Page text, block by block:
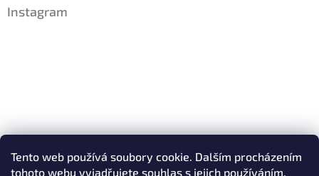
Tento web používá soubory cookie. Dalším procházením
tohoto webu vyjadřujete souhlas s jejich používáním.
Instagram
Sledovat na Instagramu